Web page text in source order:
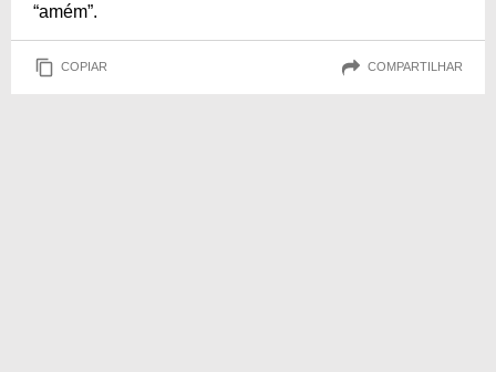
“amém”.
COPIAR COMPARTILHAR